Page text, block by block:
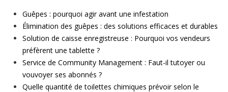
Guêpes : pourquoi agir avant une infestation
Élimination des guêpes : des solutions efficaces et durables
Solution de caisse enregistreuse : Pourquoi vos vendeurs
préfèrent une tablette ?
Service de Community Management : Faut-il tutoyer ou
vouvoyer ses abonnés ?
Quelle quantité de toilettes chimiques prévoir selon le